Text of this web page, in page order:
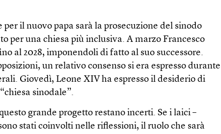
il nuovo papa sarà la prosecuzione del sinodo
per una chiesa più inclusiva. A marzo Francesco
al 2028, imponendoli di fatto al suo successore.
un relativo consenso si era espresso durante
Giovedì, Leone XIV ha espresso il desiderio di
sinodale”.
grande progetto restano incerti. Se i laici –
stati coinvolti nelle riflessioni, il ruolo che sarà